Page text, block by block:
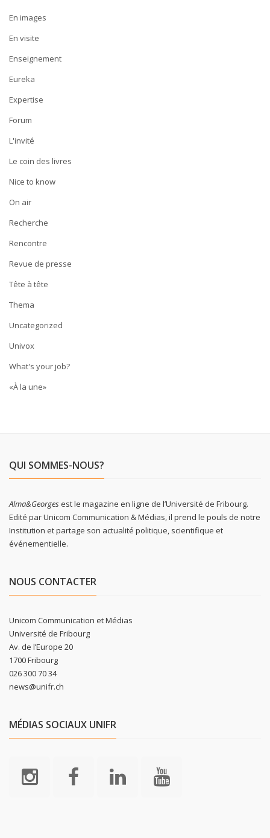
En images
En visite
Enseignement
Eureka
Expertise
Forum
L'invité
Le coin des livres
Nice to know
On air
Recherche
Rencontre
Revue de presse
Tête à tête
Thema
Uncategorized
Univox
What's your job?
«À la une»
QUI SOMMES-NOUS?
Alma&Georgesest le magazine en ligne de l’Université de Fribourg.
Edité par Unicom Communication & Médias, il prend le pouls de notre
Institution et partage son actualité politique, scientifique et
événementielle.
NOUS CONTACTER
Unicom Communication et Médias
Université de Fribourg
Av. de l’Europe 20
1700 Fribourg
026 300 70 34
news@unifr.ch
MÉDIAS SOCIAUX UNIFR